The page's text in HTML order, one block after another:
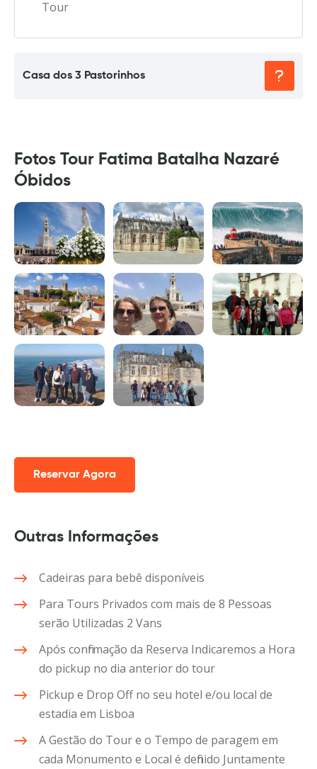
Tour
Casa dos 3 Pastorinhos
Fotos Tour Fatima Batalha Nazaré
Óbidos
Reservar Agora
Outras Informações
Cadeiras para bebê disponíveis
Para Tours Privados com mais de 8 Pessoas
serão Utilizadas 2 Vans
Após confirmação da Reserva Indicaremos a Hora
do pickup no dia anterior do tour
Pickup e Drop Off no seu hotel e/ou local de
estadia em Lisboa
A Gestão do Tour e o Tempo de paragem em
cada Monumento e Local é definido Juntamente